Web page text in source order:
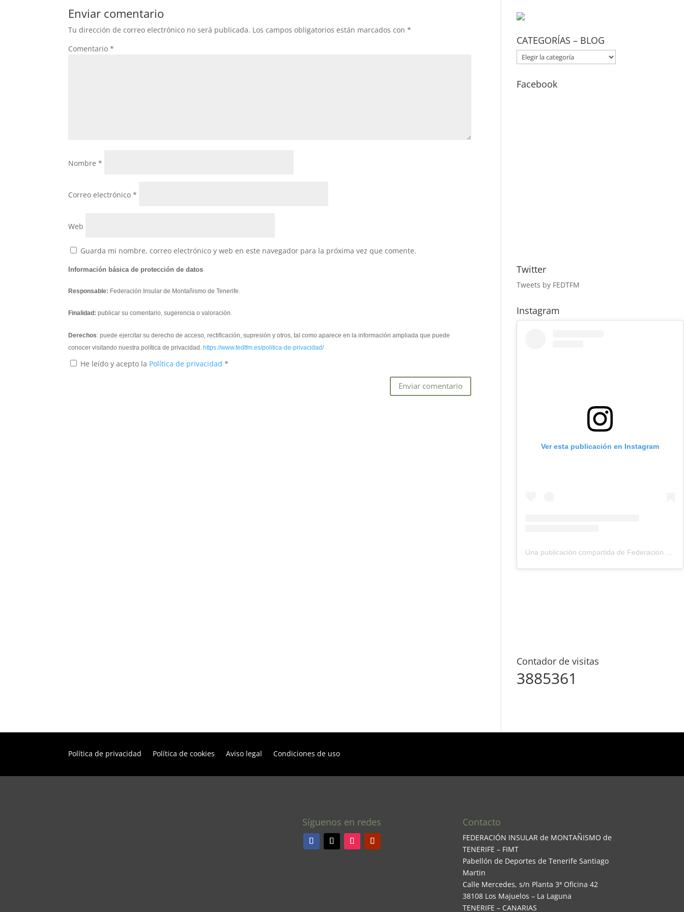
Enviar comentario
Tu dirección de correo electrónico no será publicada. Los campos obligatorios están marcados con*
Comentario*
Nombre*
Correo electrónico*
Web
Guarda mi nombre, correo electrónico y web en este navegador para la próxima vez que comente.
Información básica de protección de datos
Responsable: Federación Insular de Montañismo de Tenerife.
Finalidad: publicar su comentario, sugerencia o valoración.
Derechos: puede ejercitar su derecho de acceso, rectificación, supresión y otros, tal como aparece en la información ampliada que puede
conocer visitando nuestra política de privacidad.https://www.fedtfm.es/politica-de-privacidad/
He leído y acepto la Política de privacidad*
CATEGORÍAS – BLOG
CATEGORÍAS
–
BLOG
Facebook
Twitter
Tweets by FEDTFM
Instagram
Ver esta publicación en Instagram
Contador de visitas
3885361
Política de privacidad Política de cookies Aviso legal Condiciones de uso
Síguenos en redes Contacto
FEDERACIÓN INSULAR de MONTAÑISMO de
TENERIFE – FIMT
Pabellón de Deportes de Tenerife Santiago
Martin
Calle Mercedes, s/n Planta 3ª Oficina 42
38108 Los Majuelos – La Laguna
TENERIFE – CANARIAS